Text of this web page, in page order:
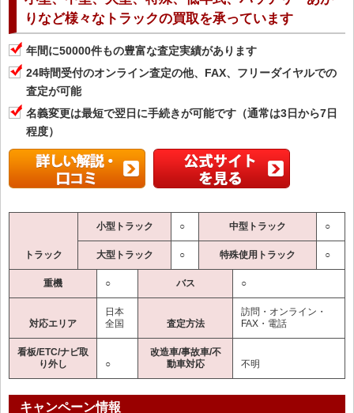
りなど様々なトラックの買取を承っています
年間に50000件もの豊富な査定実績があります
24時間受付のオンライン査定の他、FAX、フリーダイヤルでの
査定が可能
名義変更は最短で翌日に手続きが可能です（通常は3日から7日
程度）
トラック
小型トラック ○ 中型トラック ○
大型トラック ○ 特殊使用トラック ○
重機 ○ バス ○
対応エリア
日本
全国
査定方法
訪問・オンライン・
FAX・電話
看板/ETC/ナビ取
り外し
○
改造車/事故車/不
動車対応
不明
キャンペーン情報